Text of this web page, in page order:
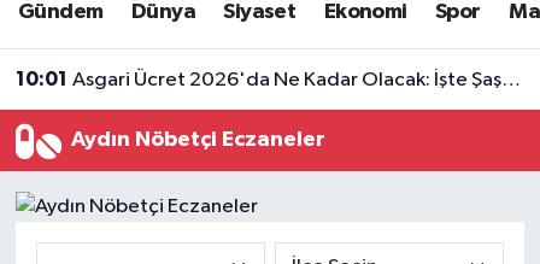
Gündem Dünya Siyaset Ekonomi Spor
10:01 Asgari Ücret 2026'da Ne Kadar Olacak: İşte Şaşırtan Rakam
Aydın Nöbetçi Eczaneler
Gündem
Haber Arşivi